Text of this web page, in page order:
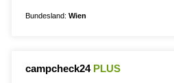
Bundesland: Wien
campcheck24 PLUS